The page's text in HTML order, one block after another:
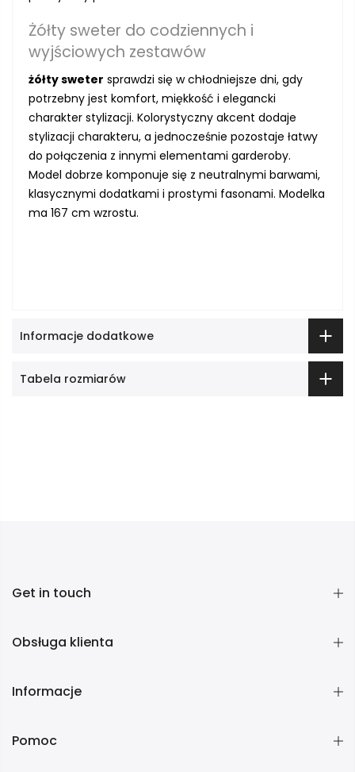
Żółty sweter do codziennych i
wyjściowych zestawów
żółty sweter sprawdzi się w chłodniejsze dni, gdy
potrzebny jest komfort, miękkość i elegancki
charakter stylizacji. Kolorystyczny akcent dodaje
stylizacji charakteru, a jednocześnie pozostaje łatwy
do połączenia z innymi elementami garderoby.
Model dobrze komponuje się z neutralnymi barwami,
klasycznymi dodatkami i prostymi fasonami. Modelka
ma 167 cm wzrostu.
Informacje dodatkowe
Tabela rozmiarów
Get in touch
Obsługa klienta
Informacje
Pomoc